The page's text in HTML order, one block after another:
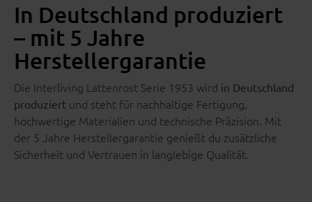
In Deutschland produziert
– mit 5 Jahre
Herstellergarantie
Die Interliving Lattenrost Serie 1953 wird in Deutschland
produziert und steht für nachhaltige Fertigung,
hochwertige Materialien und technische Präzision. Mit
der 5 Jahre Herstellergarantie genießt du zusätzliche
Sicherheit und Vertrauen in langlebige Qualität.